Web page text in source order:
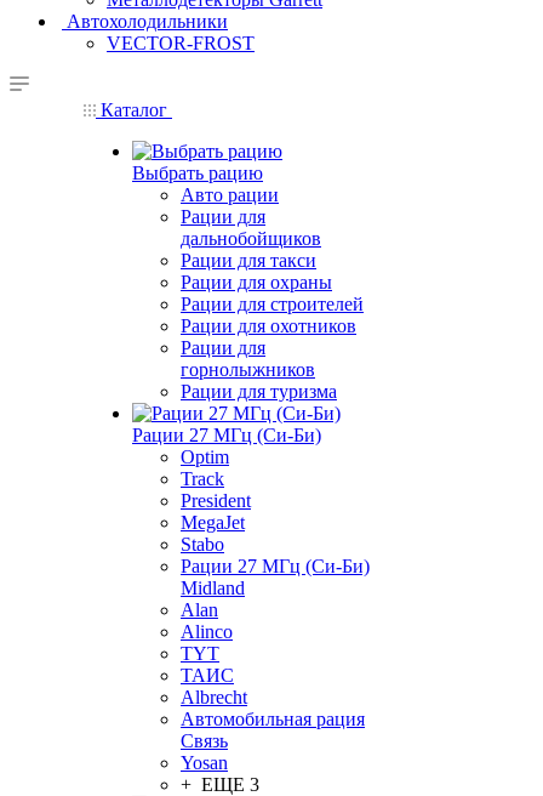
Автохолодильники
VECTOR-FROST
Каталог
Выбрать рацию
Авто рации
Рации для
дальнобойщиков
Рации для такси
Рации для охраны
Рации для строителей
Рации для охотников
Рации для
горнолыжников
Рации для туризма
Рации 27 МГц (Си-Би)
Optim
Track
President
MegaJet
Stabo
Рации 27 МГц (Си-Би)
Midland
Alan
Alinco
TYT
ТАИС
Albrecht
Автомобильная рация
Связь
Yosan
+ ЕЩЕ 3